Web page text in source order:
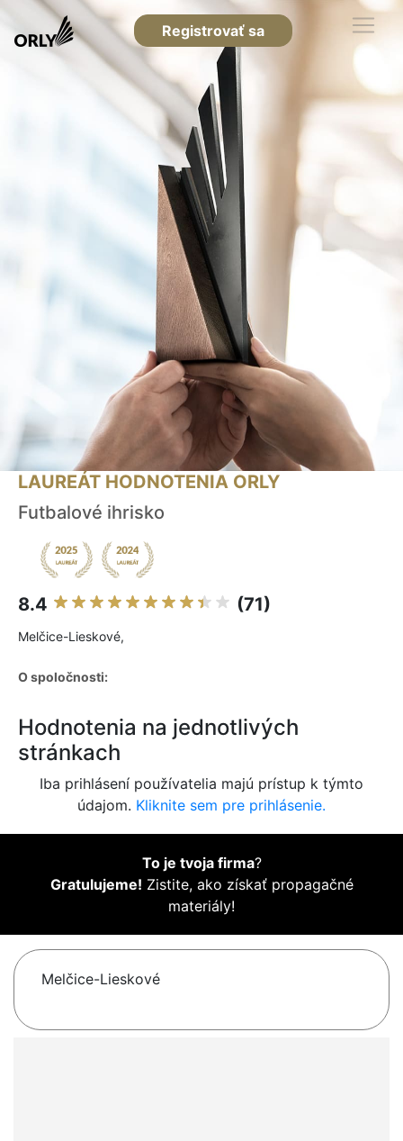
Registrovať sa
LAUREÁT HODNOTENIA ORLY
Futbalové ihrisko
8.4 (71)
Melčice-Lieskové,
O spoločnosti:
Hodnotenia na jednotlivých
stránkach
Iba prihlásení používatelia majú prístup k týmto
údajom. Kliknite sem pre prihlásenie.
To je tvoja firma?
Gratulujeme! Zistite, ako získať propagačné
materiály!
Melčice-Lieskové